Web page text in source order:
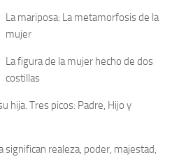
La mariposa: La metamorfosis de la
mujer
La figura de la mujer hecho de dos
costillas
hija. Tres picos: Padre, Hijo y
significan realeza, poder, majestad,